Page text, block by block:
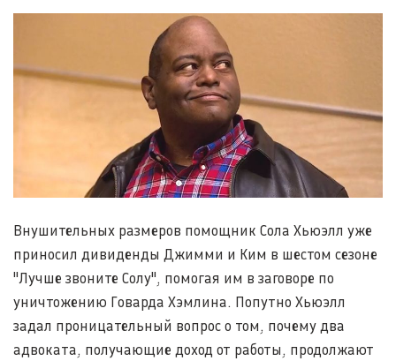
Внушительных размеров помощник Сола Хьюэлл уже
приносил дивиденды Джимми и Ким в шестом сезоне
"Лучше звоните Солу", помогая им в заговоре по
уничтожению Говарда Хэмлина. Попутно Хьюэлл
задал проницательный вопрос о том, почему два
адвоката, получающие доход от работы, продолжают